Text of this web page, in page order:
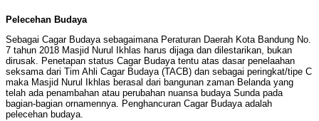
Pelecehan Budaya
Sebagai Cagar Budaya sebagaimana Peraturan Daerah Kota Bandung No.
7 tahun 2018 Masjid Nurul Ikhlas harus dijaga dan dilestarikan, bukan
dirusak. Penetapan status Cagar Budaya tentu atas dasar penelaahan
seksama dari Tim Ahli Cagar Budaya (TACB) dan sebagai peringkat/tipe C
maka Masjid Nurul Ikhlas berasal dari bangunan zaman Belanda yang
telah ada penambahan atau perubahan nuansa budaya Sunda pada
bagian-bagian ornamennya. Penghancuran Cagar Budaya adalah
pelecehan budaya.